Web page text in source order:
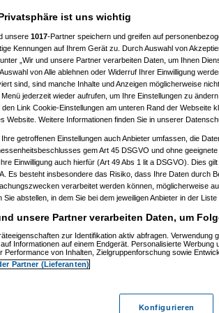
ETWAS hab ihr bekommen.. (
ETWAS hab ihr bekommen..
Welches ETWAS hab ihr bekommen..
monster23
am
ETWAS hab ihr bekommen..
female
am 23.12.2008,
ETWAS hab ihr bekommen..( User6465am
ETWAS hab ihr bekommen..(playazam 23.12.2008,
ETWAS hab ihr bekommen..(Ardjanam 23.12.2008,
ETWAS hab ihr bekommen..(monster23am
ETWAS hab ihr bekommen..(User284am 23.12.2008,
hab ihr bekommen..(Diallam 23.12.2008, 09:01:20)
ETWAS hab ihr bekommen.. (ddrobescham
ETWAS hab ihr bekommen..
ETWAS hab ihr bekommen..(Games2Gameam
Welches ETWAS hab ihr bekommen..( ddrobescham
Welches ETWAS hab ihr bekommen..
(q.e.d.am
Welches ETWAS hab ihr bekommen..
am
Welches ETWAS hab ihr bekommen.. (Games2Game
Welches ETWAS hab ihr bekommen..(q.e.d.am
Re(8): Welches ETWAS hab ihr bekommen..(
Welches ETWAS hab ihr bekommen.. (monster23am
ETWAS hab ihr bekommen.. (Diall am 23.12.2008,
ETWAS hab ihr bekommen..( Madleram 23.12.2008,
ETWAS hab ihr bekommen..(Games2Gameam
am 23.12.2008, 09:12:01)
hab ihr bekommen..
Dimmuam 23.12.2008,
ETWAS hab ihr bekommen..
Games2Gameam
ist uns wichtig
unsere 1017-Partner speichern und greifen auf
Kennungen auf Ihrem Gerät zu. Durch Auswahl von
„Wir und unsere Partner verarbeiten Daten, um Ihnen
von Alle ablehnen oder Widerruf Ihrer Einwilligung
sind, sind manche Inhalte und Anzeigen möglicherweise
jederzeit wieder aufrufen, um Ihre Einstellungen zu
den Link Cookie-Einstellungen am unteren Rand der Webseite
Website. Weitere Informationen finden Sie in unserer
getroffenen Einstellungen auch Anbieter umfassen, die
gem Art 45 DSGVO und ohne
Einwilligung auch hierfür (Art 49 Abs 1 lit a DSGVO). Dies
Es besteht insbesondere das Risiko, dass Ihre Daten durch
verarbeitet werden können, möglicherweise
Sie abstellen, in dem Sie bei dem jeweiligen Anbieter in der
unsere Partner verarbeiten Daten, um
zur Identifikation aktiv abfragen. Verwendung
Informationen auf einem Endgerät. Personalisierte Werbung
Performance von Inhalten, Zielgruppenforschung sowie
Partner (Lieferanten)
Konfigurieren